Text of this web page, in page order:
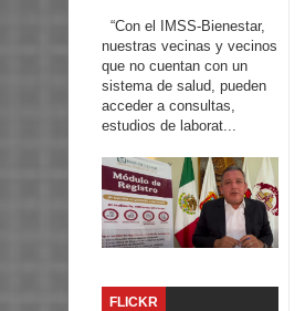
“Con el IMSS-Bienestar,
nuestras vecinas y vecinos
que no cuentan con un
sistema de salud, pueden
acceder a consultas,
estudios de laborat...
FLICKR